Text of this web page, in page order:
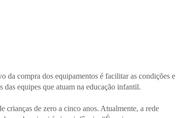
da compra dos equipamentos é facilitar as condições e
das equipes que atuam na educação infantil.
crianças de zero a cinco anos. Atualmente, a rede